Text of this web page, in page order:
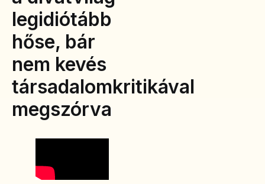
legidiótább
hőse, bár
nem kevés
társadalomkritikával
megszórva